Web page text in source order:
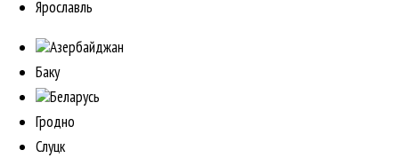
Ярославль
Азербайджан
Баку
Беларусь
Гродно
Слуцк